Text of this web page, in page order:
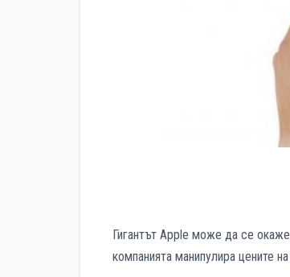
Гигантът Apple може да се
компанията манипулира цените